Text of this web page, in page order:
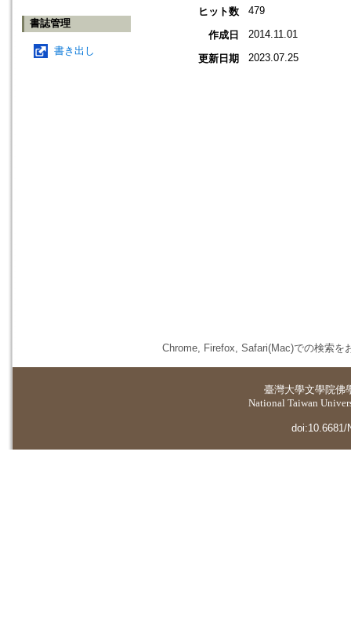
書誌管理
書き出し
ヒット数
479
作成日 2014.11.01
更新日期 2023.07.25
Chrome, Firefox, Safari(Mac)での検索を
臺灣大學文學院佛
National Taiwan
doi:10.6681/